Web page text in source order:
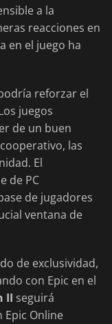
a la
reacciones en
en el juego ha
reforzar el
juegos
de un buen
las
El
de PC
de jugadores
ventana de
de exclusividad,
con Epic en el
II seguirá
Epic Online